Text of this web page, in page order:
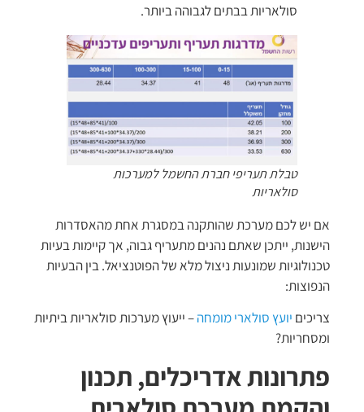
סולאריות בבתים לגבוהה ביותר.
טבלת תעריפי חברת החשמל למערכות
סולאריות
אם יש לכם מערכת שהותקנה במסגרת אחת מהאסדרות
הישנות, ייתכן שאתם נהנים מתעריף גבוה, אך קיימות בעיות
טכנולוגיות שמונעות ניצול מלא של הפוטנציאל. בין הבעיות
הנפוצות:
צריכים יועץ סולארי מומחה– ייעוץ מערכות סולאריות ביתיות
ומסחריות?
פתרונות אדריכלים, תכנון